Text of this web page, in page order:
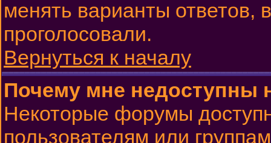
менять варианты ответов,
проголосовали.
Вернуться к началу
Почему мне
Некоторые форумы
пользователям или